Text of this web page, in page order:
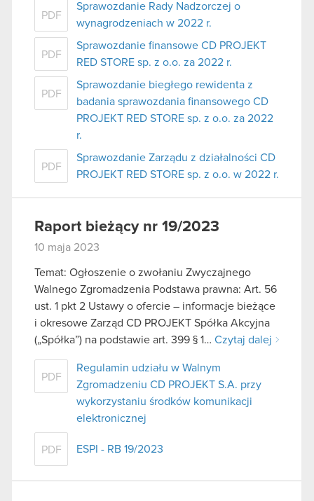
PDF
Sprawozdanie Rady Nadzorczej o
wynagrodzeniach w 2022 r.
PDF
Sprawozdanie finansowe CD PROJEKT
RED STORE sp. z o.o. za 2022 r.
PDF
Sprawozdanie biegłego rewidenta z
badania sprawozdania finansowego CD
PROJEKT RED STORE sp. z o.o. za 2022
r.
PDF
Sprawozdanie Zarządu z działalności CD
PROJEKT RED STORE sp. z o.o. w 2022 r.
Raport bieżący nr 19/2023
10 maja 2023
Temat: Ogłoszenie o zwołaniu Zwyczajnego
Walnego Zgromadzenia Podstawa prawna: Art. 56
ust. 1 pkt 2 Ustawy o ofercie – informacje bieżące
i okresowe Zarząd CD PROJEKT Spółka Akcyjna
(„Spółka”) na podstawie art. 399 § 1… Czytaj dalej
PDF
Regulamin udziału w Walnym
Zgromadzeniu CD PROJEKT S.A. przy
wykorzystaniu środków komunikacji
elektronicznej
PDF ESPI - RB 19/2023